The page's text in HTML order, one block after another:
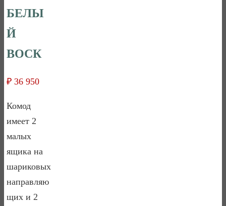
БЕЛЫ
Й
ВОСК
₽ 36 950
Комод
имеет 2
малых
ящика на
шариковых
направляю
щих и 2